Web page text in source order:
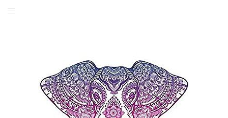
Skip
SEYAHAT REHBERI